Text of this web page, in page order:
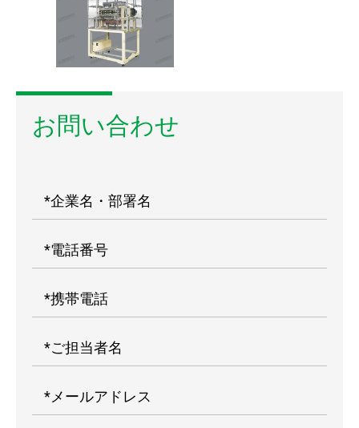
お問い合わせ
ログイン
日本語